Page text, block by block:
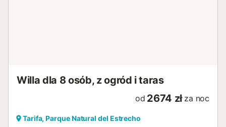
Willa dla 8 osób, z ogród i taras
od 2674 zł za noc
Tarifa, Parque Natural del Estrecho